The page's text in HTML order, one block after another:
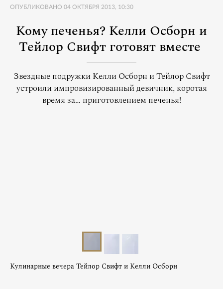
ОПУБЛИКОВАНО 04 ОКТЯБРЯ 2013, 10:30
Кому печенья? Келли Осборн и
Тейлор Свифт готовят вместе
Звездные подружки Келли Осборн и Тейлор Свифт
устроили импровизированный девичник, коротая
время за… приготовлением печенья!
Кулинарные вечера Тейлор Свифт и Келли Осборн